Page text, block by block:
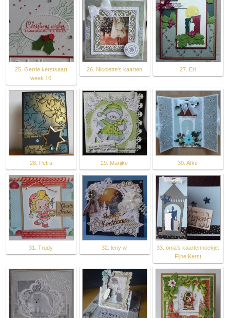
25. Gerrie kerstkaart
week 10
26. Nicolette's kaarten 27. Eri
28. Petra 29. Marijke 30. Afke
31. Trudy 32. leny w
33. oma's kaartenhoekje:
Fijne Kerst